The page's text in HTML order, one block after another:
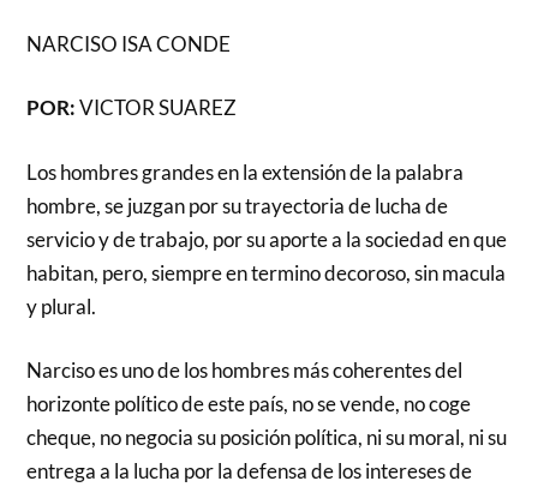
NARCISO ISA CONDE
POR: VICTOR SUAREZ
Los hombres grandes en la extensión de la palabra
hombre, se juzgan por su trayectoria de lucha de
servicio y de trabajo, por su aporte a la sociedad en que
habitan, pero, siempre en termino decoroso, sin macula
y plural.
Narciso es uno de los hombres más coherentes del
horizonte político de este país, no se vende, no coge
cheque, no negocia su posición política, ni su moral, ni su
entrega a la lucha por la defensa de los intereses de